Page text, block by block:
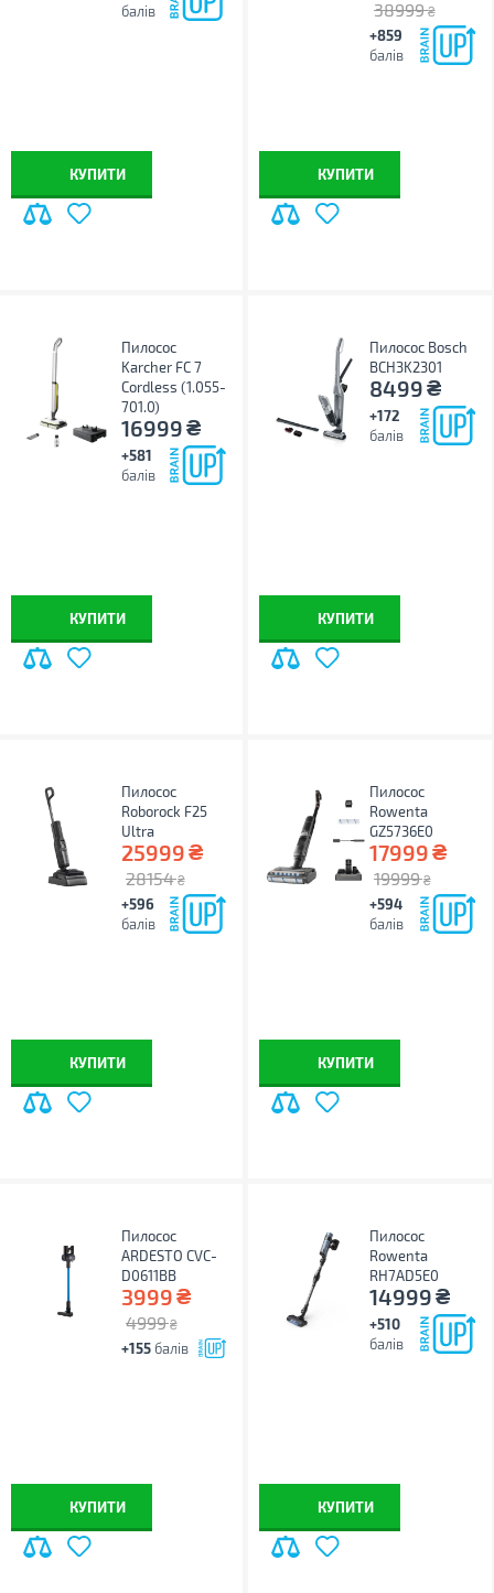
балів
КУПИТИ
38999 ₴
+859
балів
КУПИТИ
Пилосос
Karcher FC 7
Cordless (1.055-
701.0)
16999₴
+581
балів
КУПИТИ
Пилосос Bosch
BCH3K2301
8499₴
+172
балів
КУПИТИ
Пилосос
Roborock F25
Ultra
25999₴
28154 ₴
+596
балів
КУПИТИ
Пилосос
Rowenta
GZ5736E0
17999₴
19999 ₴
+594
балів
КУПИТИ
Пилосос
ARDESTO CVC-
D0611BB
3999₴
4999 ₴
+155 балів
КУПИТИ
Пилосос
Rowenta
RH7AD5E0
14999₴
+510
балів
КУПИТИ